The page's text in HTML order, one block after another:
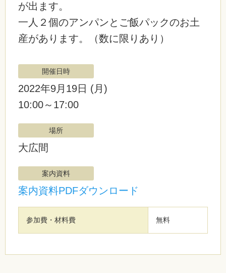
が出ます。
一人２個のアンパンとご飯パックのお土
産があります。（数に限りあり）
開催日時
2022年9月19日 (月)
10:00～17:00
場所
大広間
案内資料
案内資料PDFダウンロード
参加費・材料費 無料